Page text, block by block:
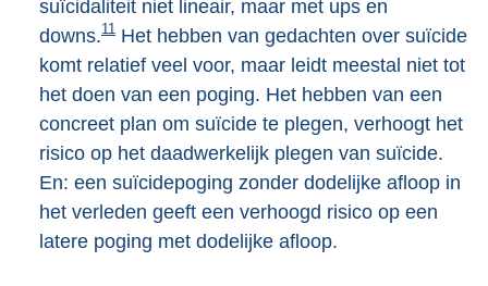
suïcidaliteit niet lineair, maar met ups en
downs.11 Het hebben van gedachten over suïcide
komt relatief veel voor, maar leidt meestal niet tot
het doen van een poging. Het hebben van een
concreet plan om suïcide te plegen, verhoogt het
risico op het daadwerkelijk plegen van suïcide.
En: een suïcidepoging zonder dodelijke afloop in
het verleden geeft een verhoogd risico op een
latere poging met dodelijke afloop.